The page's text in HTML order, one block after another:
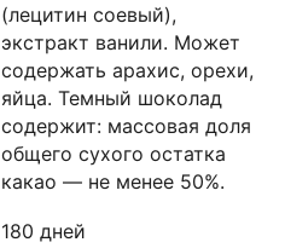
(лецитин соевый),
экстракт ванили. Может
содержать арахис, орехи,
яйца. Темный шоколад
содержит: массовая доля
общего сухого остатка
какао — не менее 50%.
180 дней